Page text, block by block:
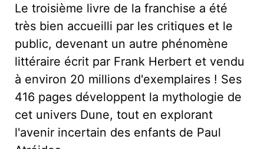
Le troisième livre de la franchise a été
très bien accueilli par les critiques et le
public, devenant un autre phénomène
littéraire écrit par Frank Herbert et vendu
à environ 20 millions d'exemplaires ! Ses
416 pages développent la mythologie de
cet univers Dune, tout en explorant
l'avenir incertain des enfants de Paul